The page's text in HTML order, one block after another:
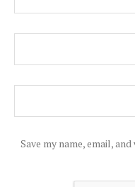
Save my name, email,